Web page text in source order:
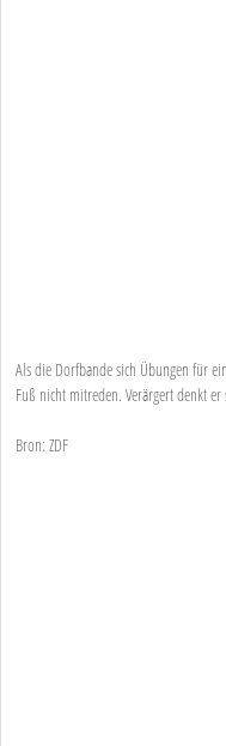
Als die Dorfbande sich Übungen für
Fuß nicht mitreden. Verärgert denkt er
Bron: ZDF